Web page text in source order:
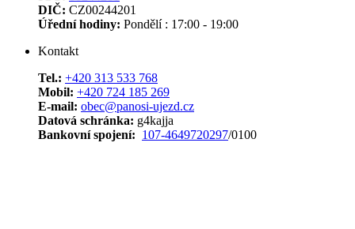
DIČ: CZ00244201
Úřední hodiny: Pondělí : 17:00 - 19:00
Kontakt
Tel.: +420 313 533 768
Mobil: +420 724 185 269
E-mail: obec@panosi-ujezd.cz
Datová schránka: g4kajja
Bankovní spojení: 107-4649720297/0100